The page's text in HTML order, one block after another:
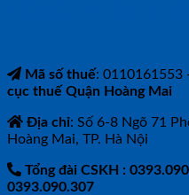
Mã số thuế: 0110161553
cục thuế Quận Hoàng Mai
Địa chỉ: Số 6-8 Ngõ 71
Hoàng Mai, TP. Hà Nội
Tổng đài CSKH :
0393.090.307